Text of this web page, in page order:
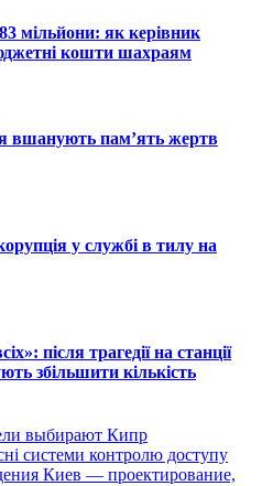
мільйони: як керівник
кошти шахраям
вшанують пам’ять жертв
у службі в тилу на
після трагедії на станції
збільшити кількість
выбирают Кипр
системи контролю доступу
Киев — проектирование,